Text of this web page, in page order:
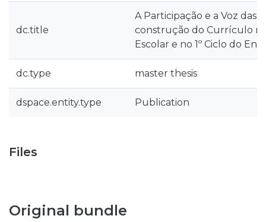
dc.title
A Participação e a Voz das
construção do Currículo
Escolar e no 1º Ciclo do
dc.type master thesis
dspace.entity.type Publication
Files
Original bundle